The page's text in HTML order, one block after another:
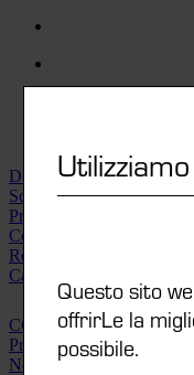
Questo sito
offrirLe la
possibile.
Downloads | Videos
Scheda tecnica
Printorama-Finder
Conformità
Rete di distribuzione
Carriera
CGF
Protezione dei dati
Note legali